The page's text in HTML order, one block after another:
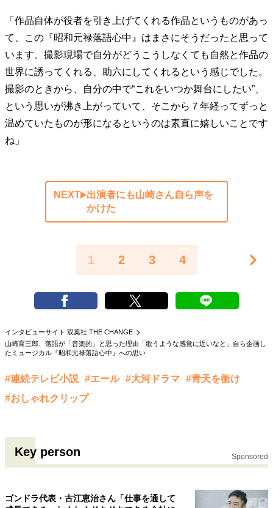
「作品自体が役者を引き上げてくれる作品というものがあっ
て、この『昭和元禄落語心中』はまさにそうだったと思って
います。撮影現場で自分がどうこうしなくても自然と作品の
世界に誘ってくれる、助六にしてくれるという感じでした。
撮影のときから、自分の中で“これをいつか舞台にしたい”、
という思いが沸き上がっていて、そこから７年経ってずっと
温めていたものが形になるというのは素直に嬉しいことです
ね」
NEXT
出演者にも山崎さん自ら声を
かけた
1 2 3 4
インタビューサイト 双葉社 THE CHANGE
山崎育三郎、落語が「音楽的」と思った理由「歌うような感覚に近いなと」自ら企画し
たミュージカル『昭和元禄落語心中』への思い
#連続テレビ小説 #エール #大河ドラマ
#青天を衝け
#おしゃれクリップ
Key person Sponsored
ゴンドラ代表・古江恵治さん「仕事を通して